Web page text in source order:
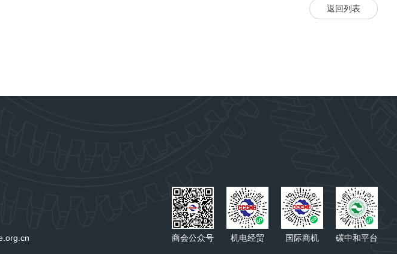
返回列表
商会公众号 机电经贸 国际商机 碳中和平台